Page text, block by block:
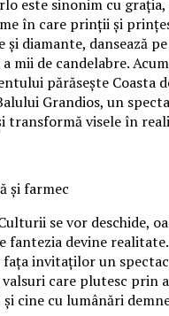
este sinonim cu
în care prinții și
diamante, dansează
mii de candelabre.
părăsește Coasta
Grandios, un
transformă visele în
și farmec
se vor deschide,
fantezia devine
fața invitaților un
care plutesc prin
cine cu lumânări